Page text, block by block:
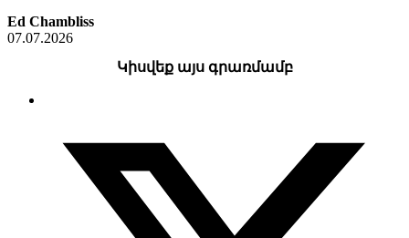
Ed Chambliss
07.07.2026
Կիսվեք այս գրառմամբ